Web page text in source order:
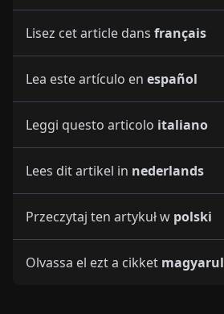
Lisez cet article dans français
Lea este artículo en español
Leggi questo articolo italiano
Lees dit artikel in nederlands
Przeczytaj ten artykuł w polski
Olvassa el ezt a cikket magyarul